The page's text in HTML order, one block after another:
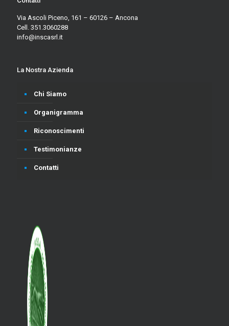
Via Ascoli Piceno, 161 – 60126 – Ancona
Cell. 351.3060288
info@inscasrl.it
La Nostra Azienda
Chi Siamo
Organigramma
Riconoscimenti
Testimonianze
Contatti